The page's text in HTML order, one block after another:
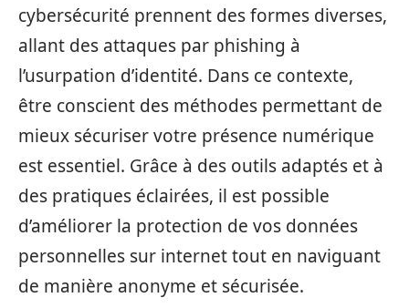
cybersécurité prennent des formes diverses,
allant des attaques par phishing à
l’usurpation d’identité. Dans ce contexte,
être conscient des méthodes permettant de
mieux sécuriser votre présence numérique
est essentiel. Grâce à des outils adaptés et à
des pratiques éclairées, il est possible
d’améliorer la protection de vos données
personnelles sur internet tout en naviguant
de manière anonyme et sécurisée.